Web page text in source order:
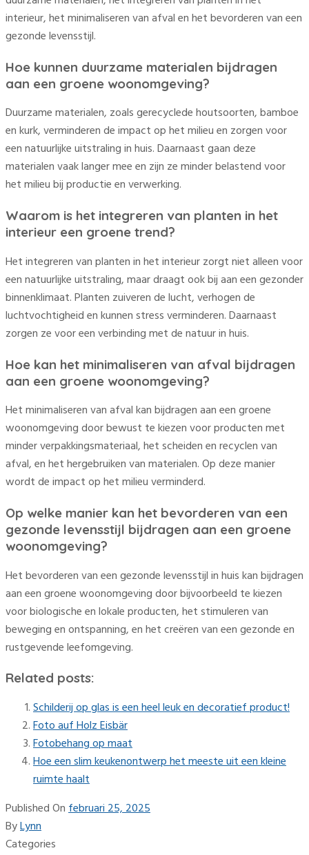
interieur, het minimaliseren van afval en het bevorderen van een
gezonde levensstijl.
Hoe kunnen duurzame materialen bijdragen
aan een groene woonomgeving?
Duurzame materialen, zoals gerecyclede houtsoorten, bamboe
en kurk, verminderen de impact op het milieu en zorgen voor
een natuurlijke uitstraling in huis. Daarnaast gaan deze
materialen vaak langer mee en zijn ze minder belastend voor
het milieu bij productie en verwerking.
Waarom is het integreren van planten in het
interieur een groene trend?
Het integreren van planten in het interieur zorgt niet alleen voor
een natuurlijke uitstraling, maar draagt ook bij aan een gezonder
binnenklimaat. Planten zuiveren de lucht, verhogen de
luchtvochtigheid en kunnen stress verminderen. Daarnaast
zorgen ze voor een verbinding met de natuur in huis.
Hoe kan het minimaliseren van afval bijdragen
aan een groene woonomgeving?
Het minimaliseren van afval kan bijdragen aan een groene
woonomgeving door bewust te kiezen voor producten met
minder verpakkingsmateriaal, het scheiden en recyclen van
afval, en het hergebruiken van materialen. Op deze manier
wordt de impact op het milieu verminderd.
Op welke manier kan het bevorderen van een
gezonde levensstijl bijdragen aan een groene
woonomgeving?
Het bevorderen van een gezonde levensstijl in huis kan bijdragen
aan een groene woonomgeving door bijvoorbeeld te kiezen
voor biologische en lokale producten, het stimuleren van
beweging en ontspanning, en het creëren van een gezonde en
rustgevende leefomgeving.
Related posts:
Schilderij op glas is een heel leuk en decoratief product!
Foto auf Holz Eisbär
Fotobehang op maat
Hoe een slim keukenontwerp het meeste uit een kleine
ruimte haalt
Published Onfebruari 25, 2025
ByLynn
Categories